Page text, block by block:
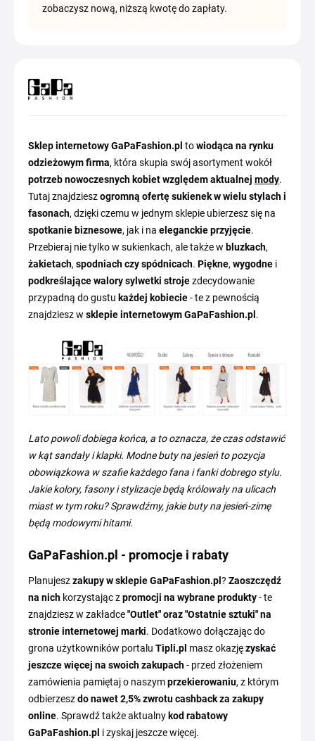
zobaczysz nową, niższą kwotę do zapłaty.
Sklep internetowy GaPaFashion.pl towiodąca na rynku
odzieżowym firma, która skupia swój asortyment wokół
potrzeb nowoczesnych kobiet względem aktualnej mody.
Tutaj znajdzieszogromną ofertę sukienek w wielu stylach i
fasonach, dzięki czemu w jednym sklepie ubierzesz się na
spotkanie biznesowe, jak i na eleganckie przyjęcie.
Przebieraj nie tylko w sukienkach, ale także w bluzkach,
żakietach, spodniach czy spódnicach. Piękne, wygodne i
podkreślające walory sylwetki strojezdecydowanie
przypadną do gustu każdej kobiecie- te z pewnością
znajdziesz w sklepie internetowym GaPaFashion.pl .
Lato powoli dobiega końca, a to oznacza, że czas odstawić
w kąt sandały i klapki. Modne buty na jesień to pozycja
obowiązkowa w szafie każdego fana i fanki dobrego stylu.
Jakie kolory, fasony i stylizacje będą królowały na ulicach
miast w tym roku? Sprawdźmy, jakie buty na jesień-zimę
będą modowymi hitami.
GaPaFashion.pl - promocje i rabaty
Planujeszzakupy w sklepie GaPaFashion.pl ? Zaoszczędź
na nich korzystając zpromocji na wybrane produkty- te
znajdziesz w zakładce"Outlet" oraz "Ostatnie sztuki" na
stronie internetowej marki. Dodatkowo dołączając do
grona użytkowników portalu Tipli.pl masz okazjęzyskać
jeszcze więcej na swoich zakupach- przed złożeniem
zamówienia pamiętaj o naszymprzekierowaniu, z którym
odbierzeszdo nawet 2,5% zwrotu cashback za zakupy
online. Sprawdź także aktualny kod rabatowy
GaPaFashion.pl i zyskaj jeszcze więcej.